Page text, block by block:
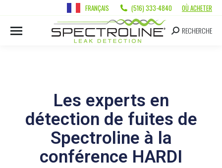
FRANÇAIS (516) 333-4840 OÙ ACHETER
RECHERCHE
Les experts en
détection de fuites de
Spectroline à la
conférence HARDI